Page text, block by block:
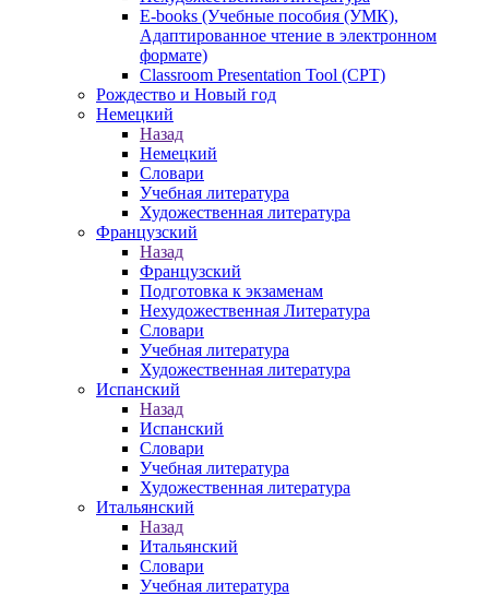
E-books (Учебные пособия (УМК),
Адаптированное чтение в электронном
формате)
Classroom Presentation Tool (CPT)
Рождество и Новый год
Немецкий
Назад
Немецкий
Словари
Учебная литература
Художественная литература
Французский
Назад
Французский
Подготовка к экзаменам
Нехудожественная Литература
Словари
Учебная литература
Художественная литература
Испанский
Назад
Испанский
Словари
Учебная литература
Художественная литература
Итальянский
Назад
Итальянский
Словари
Учебная литература